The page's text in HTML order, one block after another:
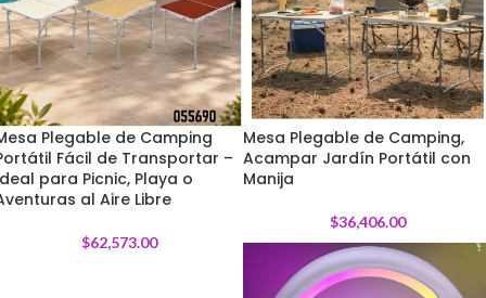
Plegable de Camping
Fácil de Transportar –
para Picnic, Playa o
al Aire Libre
$62,573.00
Mesa Plegable de Camping,
Acampar Jardín Portátil con
Manija
$36,406.00